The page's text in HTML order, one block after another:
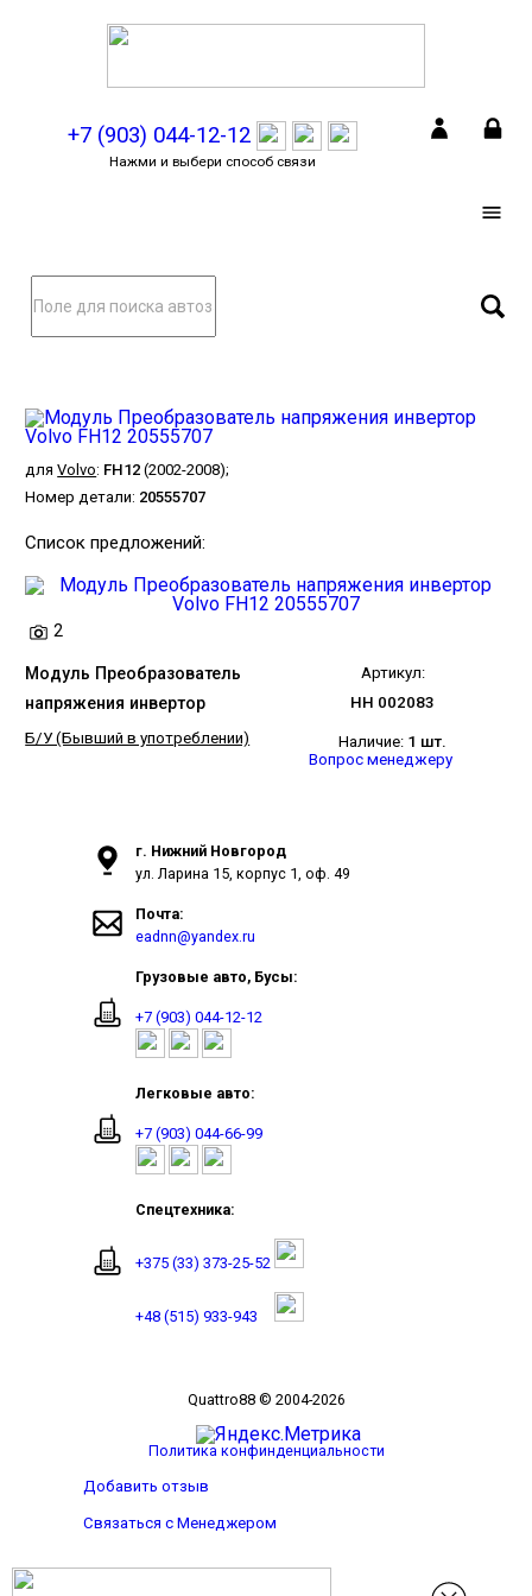
+7 (903) 044-12-12
Нажми и выбери способ связи
дляVolvo: FH12 (2002-2008);
Номер детали: 20555707
Список предложений:
2
Модуль Преобразователь
напряжения инвертор
Б/У (Бывший в употреблении)
Артикул:
НН 002083
Наличие: 1 шт.
Вопрос менеджеру
г. Нижний Новгород
ул. Ларина 15, корпус 1, оф. 49
Почта:
eadnn@yandex.ru
Грузовые авто, Бусы:
+7 (903) 044-12-12
Легковые авто:
+7 (903) 044-66-99
Спецтехника:
+375 (33) 373-25-52
+48 (515) 933-943
Quattro88 © 2004-2026
Политика конфинденциальности
Добавить отзыв
Связаться с Менеджером